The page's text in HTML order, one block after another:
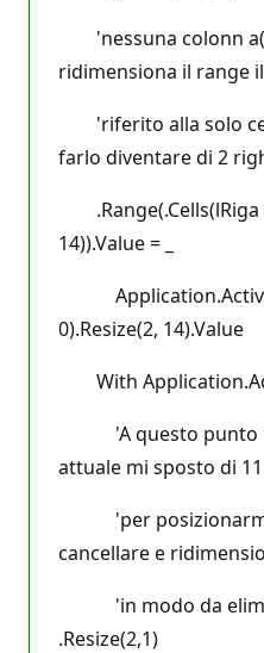
'nessuna colonn
ridimensiona il range
'riferito alla solo
farlo diventare di 2
.Range(.Cells(lRiga
14)).Value = _
0).Resize(2, 14).Value
With
'A questo punto
attuale mi sposto di
'per posizionarmi
cancellare e
'in modo da
.Resize(2,1)